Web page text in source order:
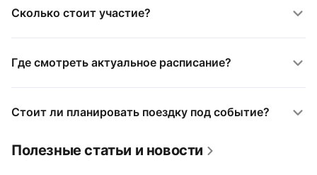
Сколько стоит участие?
Где смотреть актуальное расписание?
Стоит ли планировать поездку под событие?
Полезные статьи и новости